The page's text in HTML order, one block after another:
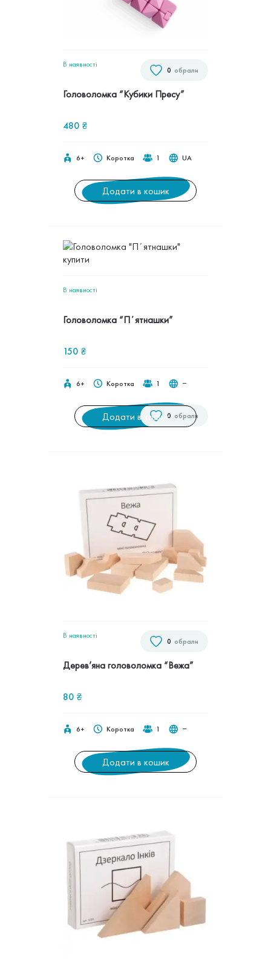
обрали
0
В наявностi
Головоломка “Кубики Пресу”
480 ₴
6+ Коротка 1 UA
Додати в кошик
обрали
0
В наявностi
Головоломка “Пʼятнашки”
150 ₴
6+ Коротка 1 ‒
Додати в кошик
обрали
0
В наявностi
Дерев’яна головоломка “Вежа”
80 ₴
6+ Коротка 1 ‒
Додати в кошик